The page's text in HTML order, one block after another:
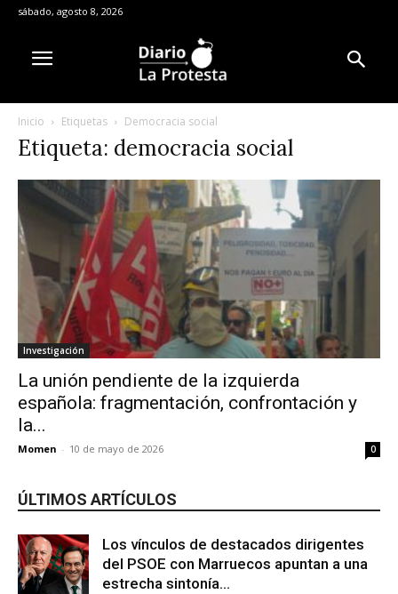
sábado, agosto 8, 2026
Inicio Etiquetas Democracia social
Etiqueta: democracia social
Investigación
La unión pendiente de la izquierda
española: fragmentación, confrontación y
la...
Momen - 10 de mayo de 2026 0
ÚLTIMOS ARTÍCULOS
Los vínculos de destacados dirigentes
del PSOE con Marruecos apuntan a una
estrecha sintonía...